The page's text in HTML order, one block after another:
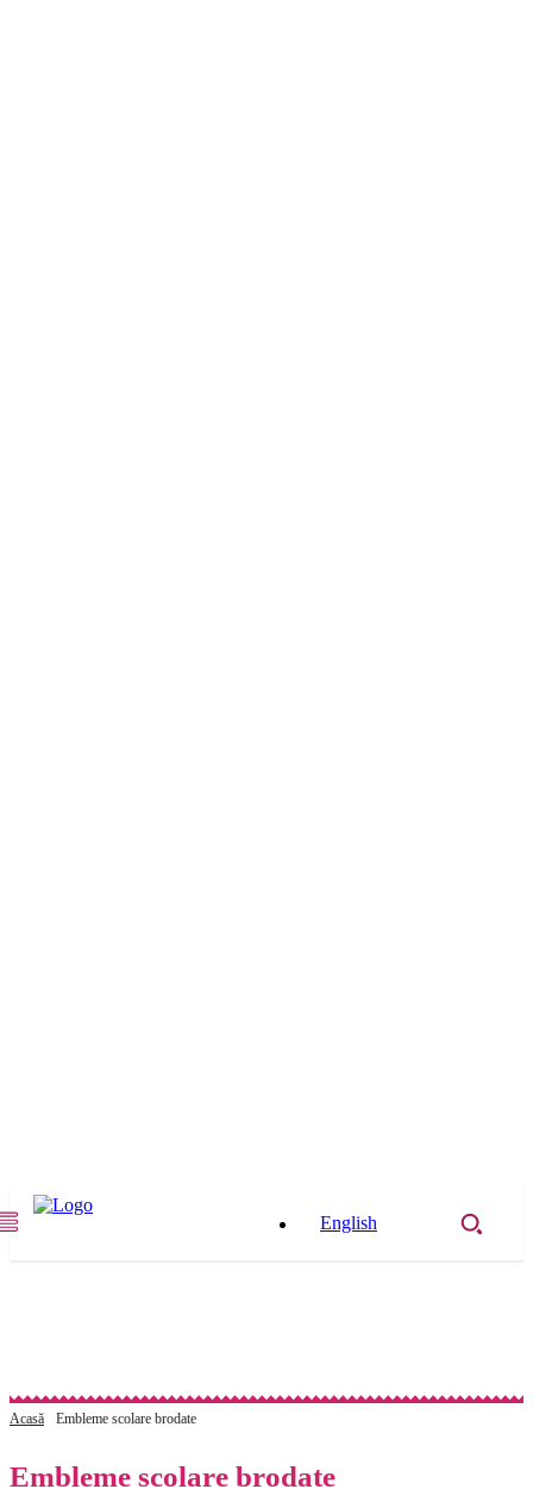
English
Acasă Embleme scolare brodate
Embleme scolare brodate